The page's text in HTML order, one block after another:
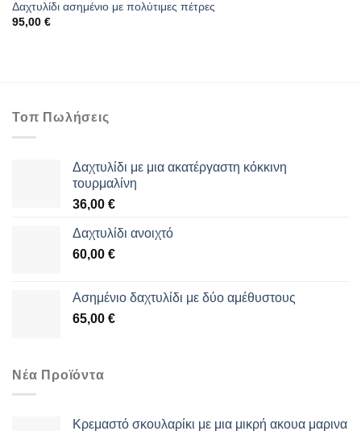
Δαχτυλίδι ασημένιο με πολύτιμες πέτρες
95,00 €
Τοπ Πωλήσεις
Δαχτυλίδι με μια ακατέργαστη κόκκινη
τουρμαλίνη
36,00 €
Δαχτυλίδι ανοιχτό
60,00 €
Aσημένιο δαχτυλίδι με δύο αμέθυστους
65,00 €
Νέα Προϊόντα
Κρεμαστό σκουλαρίκι με μια μικρή ακουα μαρινα